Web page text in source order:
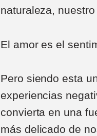
naturaleza,
El amor es el
Pero siendo esta
experiencias
convierta en una
más delicado de